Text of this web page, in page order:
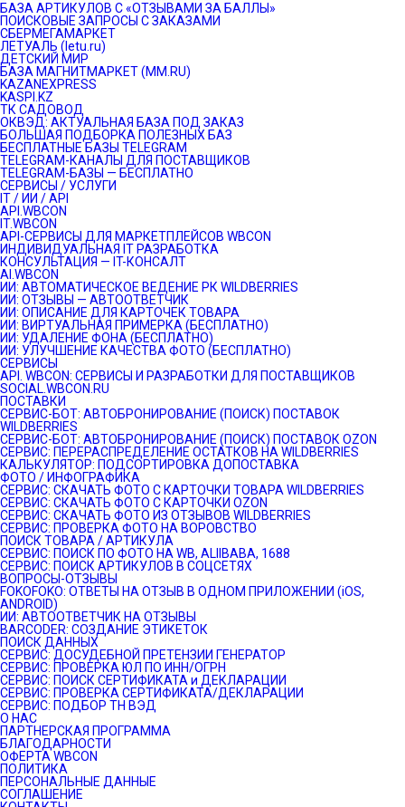
БАЗА АРТИКУЛОВ С «ОТЗЫВАМИ ЗА БАЛЛЫ»
ПОИСКОВЫЕ ЗАПРОСЫ С ЗАКАЗАМИ
СБЕРМЕГАМАРКЕТ
ЛЕТУАЛЬ (letu.ru)
ДЕТСКИЙ МИР
БАЗА МАГНИТМАРКЕТ (MM.RU)
KAZANEXPRESS
KASPI.KZ
ТК САДОВОД
ОКВЭД: АКТУАЛЬНАЯ БАЗА ПОД ЗАКАЗ
БОЛЬШАЯ ПОДБОРКА ПОЛЕЗНЫХ БАЗ
БЕСПЛАТНЫЕ БАЗЫ TELEGRAM
TELEGRAM-КАНАЛЫ ДЛЯ ПОСТАВЩИКОВ
TELEGRAM-БАЗЫ — БЕСПЛАТНО
СЕРВИСЫ / УСЛУГИ
IT / ИИ / API
API.WBCON
IT.WBCON
API-СЕРВИСЫ ДЛЯ МАРКЕТПЛЕЙСОВ WBCON
ИНДИВИДУАЛЬНАЯ IT РАЗРАБОТКА
КОНСУЛЬТАЦИЯ — IT-КОНСАЛТ
AI.WBCON
ИИ: АВТОМАТИЧЕСКОЕ ВЕДЕНИЕ РК WILDBERRIES
ИИ: ОТЗЫВЫ — АВТООТВЕТЧИК
ИИ: ОПИСАНИЕ ДЛЯ КАРТОЧЕК ТОВАРА
ИИ: ВИРТУАЛЬНАЯ ПРИМЕРКА (БЕСПЛАТНО)
ИИ: УДАЛЕНИЕ ФОНА (БЕСПЛАТНО)
ИИ: УЛУЧШЕНИЕ КАЧЕСТВА ФОТО (БЕСПЛАТНО)
СЕРВИСЫ
API. WBCON: СЕРВИСЫ И РАЗРАБОТКИ ДЛЯ ПОСТАВЩИКОВ
SOCIAL.WBCON.RU
ПОСТАВКИ
CЕРВИС-БОТ: АВТОБРОНИРОВАНИЕ (ПОИСК) ПОСТАВОК
WILDBERRIES
СЕРВИС-БОТ: АВТОБРОНИРОВАНИЕ (ПОИСК) ПОСТАВОК OZON
СЕРВИС: ПЕРЕРАСПРЕДЕЛЕНИЕ ОСТАТКОВ НА WILDBERRIES
КАЛЬКУЛЯТОР: ПОДСОРТИРОВКА ДОПОСТАВКА
ФОТО / ИНФОГРАФИКА
СЕРВИС: СКАЧАТЬ ФОТО С КАРТОЧКИ ТОВАРА WILDBERRIES
СЕРВИС: СКАЧАТЬ ФОТО С КАРТОЧКИ OZON
СЕРВИС: СКАЧАТЬ ФОТО ИЗ ОТЗЫВОВ WILDBERRIES
СЕРВИС: ПРОВЕРКА ФОТО НА ВОРОВСТВО
ПОИСК ТОВАРА / АРТИКУЛА
СЕРВИС: ПОИСК ПО ФОТО НА WB, ALIIBABA, 1688
СЕРВИС: ПОИСК АРТИКУЛОВ В СОЦСЕТЯХ
ВОПРОСЫ-ОТЗЫВЫ
FOKOFOKO: ОТВЕТЫ НА ОТЗЫВ В ОДНОМ ПРИЛОЖЕНИИ (iOS,
ANDROID)
ИИ: АВТООТВЕТЧИК НА ОТЗЫВЫ
BARCODER: СОЗДАНИЕ ЭТИКЕТОК
ПОИСК ДАННЫХ
СЕРВИС: ДОСУДЕБНОЙ ПРЕТЕНЗИИ ГЕНЕРАТОР
СЕРВИС: ПРОВЕРКА ЮЛ ПО ИНН/ОГРН
СЕРВИС: ПОИСК СЕРТИФИКАТА и ДЕКЛАРАЦИИ
СЕРВИС: ПРОВЕРКА СЕРТИФИКАТА/ДЕКЛАРАЦИИ
СЕРВИС: ПОДБОР ТН ВЭД
О НАС
ПАРТНЕРСКАЯ ПРОГРАММА
БЛАГОДАРНОСТИ
ОФЕРТА WBCON
ПОЛИТИКА
ПЕРСОНАЛЬНЫЕ ДАННЫЕ
СОГЛАШЕНИЕ